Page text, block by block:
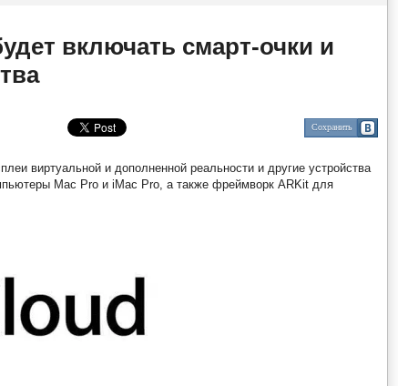
включать смарт-очки и
Сохранить
виртуальной и дополненной реальности и другие устройства
Mac Pro и iMac Pro, а также фреймворк ARKit для